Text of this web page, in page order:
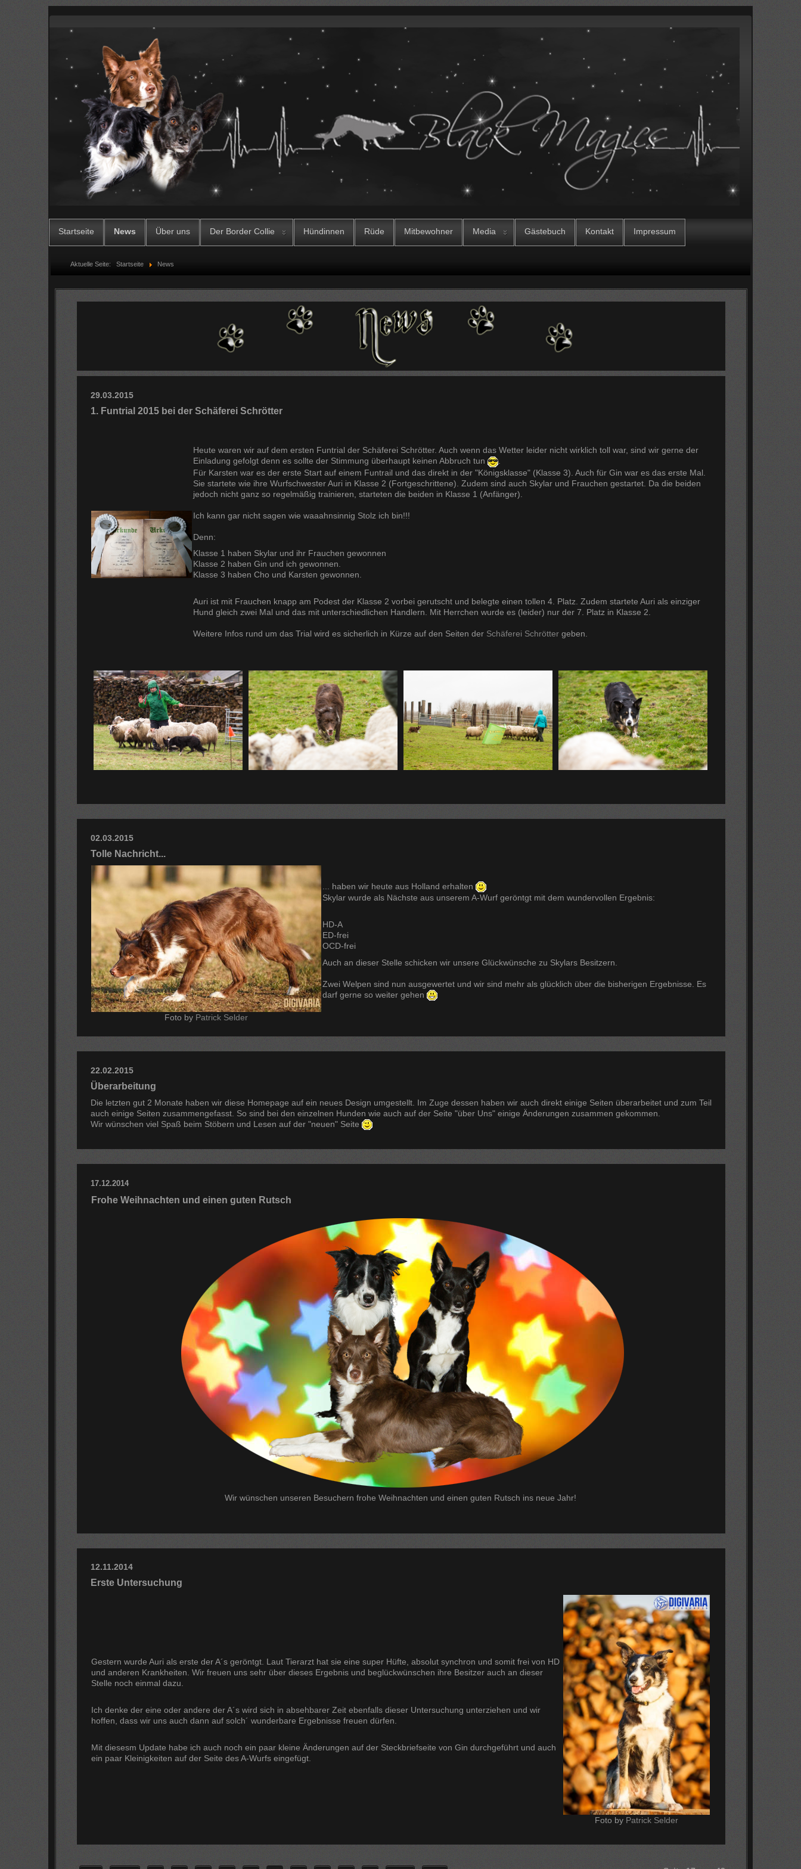
Startseite News Über uns Der Border Collie Hündinnen Rüde Mitbewohner Media Gästebuch Kontakt Impressum
Aktuelle Seite:Startseite News
29.03.2015
1. Funtrial 2015 bei der Schäferei Schrötter
Heute waren wir auf dem ersten Funtrial der Schäferei Schrötter. Auch wenn das Wetter leider nicht wirklich toll war, sind wir gerne der
Einladung gefolgt denn es sollte der Stimmung überhaupt keinen Abbruch tun
.
Für Karsten war es der erste Start auf einem Funtrail und das direkt in der "Königsklasse" (Klasse 3). Auch für Gin war es das erste Mal.
Sie startete wie ihre Wurfschwester Auri in Klasse 2 (Fortgeschrittene). Zudem sind auch Skylar und Frauchen gestartet. Da die beiden
jedoch nicht ganz so regelmäßig trainieren, starteten die beiden in Klasse 1 (Anfänger).
Ich kann gar nicht sagen wie waaahnsinnig Stolz ich bin!!!
Denn:
Klasse 1 haben Skylar und ihr Frauchen gewonnen
Klasse 2 haben Gin und ich gewonnen.
Klasse 3 haben Cho und Karsten gewonnen.
Auri ist mit Frauchen knapp am Podest der Klasse 2 vorbei gerutscht und belegte einen tollen 4. Platz. Zudem startete Auri als einziger
Hund gleich zwei Mal und das mit unterschiedlichen Handlern. Mit Herrchen wurde es (leider) nur der 7. Platz in Klasse 2.
Weitere Infos rund um das Trial wird es sicherlich in Kürze auf den Seiten der Schäferei Schröttergeben.
02.03.2015
Tolle Nachricht...
Foto by Patrick Selder
... haben wir heute aus Holland erhalten
Skylar wurde als Nächste aus unserem A-Wurf geröntgt mit dem wundervollen Ergebnis:
HD-A
ED-frei
OCD-frei
Auch an dieser Stelle schicken wir unsere Glückwünsche zu Skylars Besitzern.
Zwei Welpen sind nun ausgewertet und wir sind mehr als glücklich über die bisherigen Ergebnisse. Es
darf gerne so weiter gehen
22.02.2015
Überarbeitung
Die letzten gut 2 Monate haben wir diese Homepage auf ein neues Design umgestellt. Im Zuge dessen haben wir auch direkt einige Seiten überarbeitet und zum Teil
auch einige Seiten zusammengefasst. So sind bei den einzelnen Hunden wie auch auf der Seite "über Uns" einige Änderungen zusammen gekommen.
Wir wünschen viel Spaß beim Stöbern und Lesen auf der "neuen" Seite
17.12.2014
Frohe Weihnachten und einen guten Rutsch
Wir wünschen unseren Besuchern frohe Weihnachten und einen guten Rutsch ins neue Jahr!
12.11.2014
Erste Untersuchung
Gestern wurde Auri als erste der A´s geröntgt. Laut Tierarzt hat sie eine super Hüfte, absolut synchron und somit frei von HD
und anderen Krankheiten. Wir freuen uns sehr über dieses Ergebnis und beglückwünschen ihre Besitzer auch an dieser
Stelle noch einmal dazu.
Ich denke der eine oder andere der A´s wird sich in absehbarer Zeit ebenfalls dieser Untersuchung unterziehen und wir
hoffen, dass wir uns auch dann auf solch´ wunderbare Ergebnisse freuen dürfen.
Mit diesesm Update habe ich auch noch ein paar kleine Änderungen auf der Steckbriefseite von Gin durchgeführt und auch
ein paar Kleinigkeiten auf der Seite des A-Wurfs eingefügt.
Foto by Patrick Selder